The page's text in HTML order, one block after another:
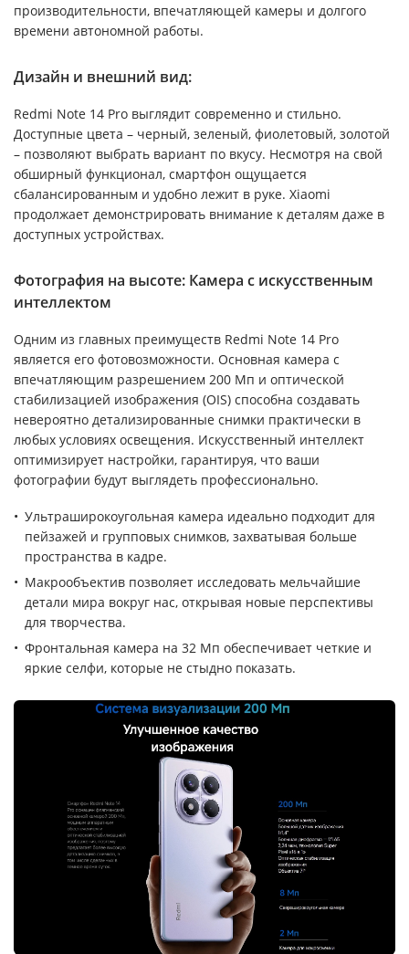
производительности, впечатляющей камеры и долгого
времени автономной работы.
Дизайн и внешний вид:
Redmi Note 14 Pro выглядит современно и стильно.
Доступные цвета – черный, зеленый, фиолетовый, золотой
– позволяют выбрать вариант по вкусу. Несмотря на свой
обширный функционал, смартфон ощущается
сбалансированным и удобно лежит в руке. Xiaomi
продолжает демонстрировать внимание к деталям даже в
доступных устройствах.
Фотография на высоте: Камера с искусственным
интеллектом
Одним из главных преимуществ Redmi Note 14 Pro
является его фотовозможности. Основная камера с
впечатляющим разрешением 200 Мп и оптической
стабилизацией изображения (OIS) способна создавать
невероятно детализированные снимки практически в
любых условиях освещения. Искусственный интеллект
оптимизирует настройки, гарантируя, что ваши
фотографии будут выглядеть профессионально.
Ультраширокоугольная камера идеально подходит для
пейзажей и групповых снимков, захватывая больше
пространства в кадре.
Макрообъектив позволяет исследовать мельчайшие
детали мира вокруг нас, открывая новые перспективы
для творчества.
Фронтальная камера на 32 Мп обеспечивает четкие и
яркие селфи, которые не стыдно показать.